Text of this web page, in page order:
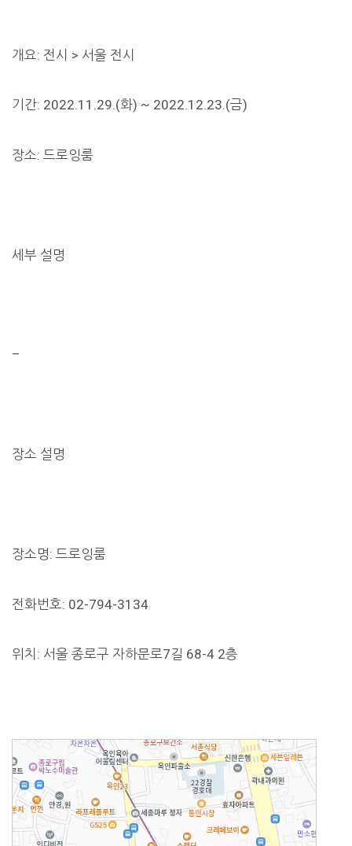
개요: 전시 > 서울 전시
기간: 2022.11.29.(화) ~ 2022.12.23.(금)
장소: 드로잉룸
세부 설명
–
장소 설명
장소명: 드로잉룸
전화번호: 02-794-3134
위치: 서울 종로구 자하문로7길 68-4 2층